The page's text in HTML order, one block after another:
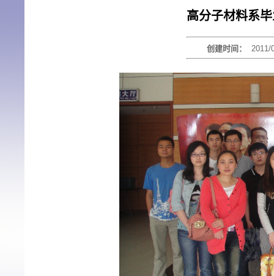
高分子材料系
创建时间： 2011/